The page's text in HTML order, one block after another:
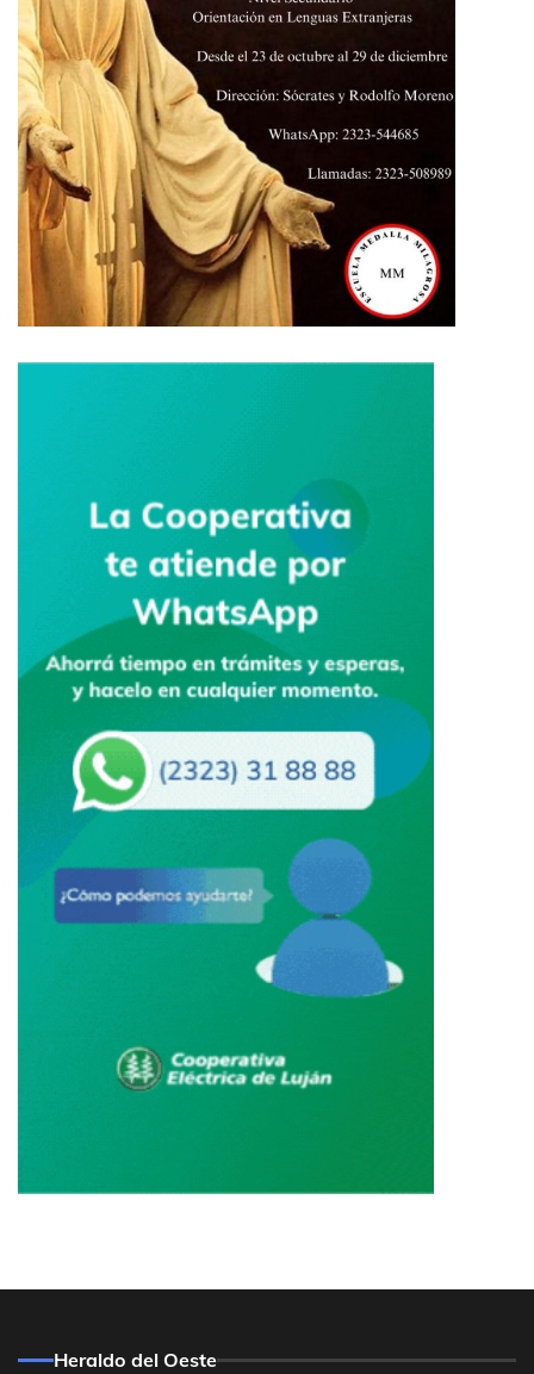
Heraldo del Oeste